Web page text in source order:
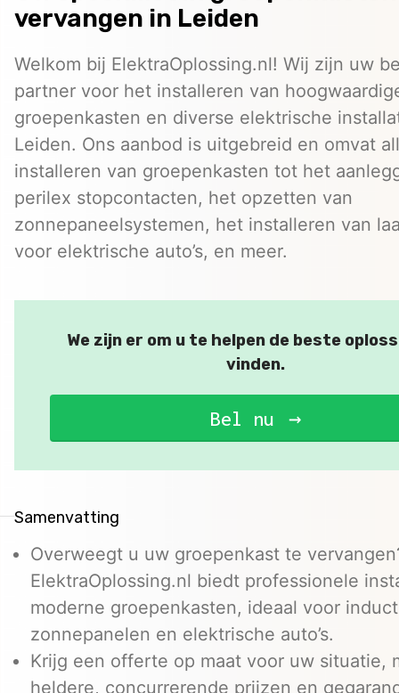
vervangen in Leiden
Welkom bij ElektraOplossing.nl! Wij zijn uw
partner voor het installeren van
groepenkasten en diverse elektrische
Leiden. Ons aanbod is uitgebreid en omvat
installeren van groepenkasten tot het
perilex stopcontacten, het opzetten van
zonnepaneelsystemen, het installeren van
voor elektrische auto’s, en meer.
We zijn er om u te helpen de beste
vinden.
Bel nu
Samenvatting
Overweegt u uw groepenkast te
ElektraOplossing.nl biedt professionele
moderne groepenkasten, ideaal voor
zonnepanelen en elektrische auto’s.
Krijg een offerte op maat voor uw situatie,
heldere, concurrerende prijzen en